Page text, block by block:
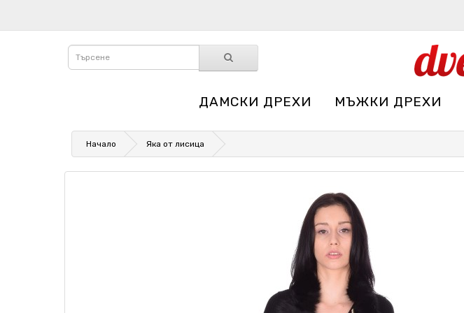
ДАМСКИ ДРЕХИ МЪЖКИ ДРЕХИ
Начало Яка от лисица